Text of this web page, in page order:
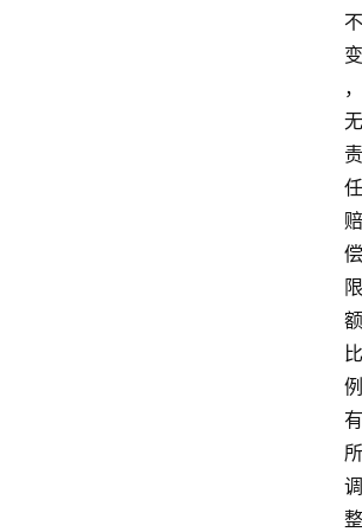
不
变
，
无
责
任
赔
偿
限
额
比
例
有
所
调
整